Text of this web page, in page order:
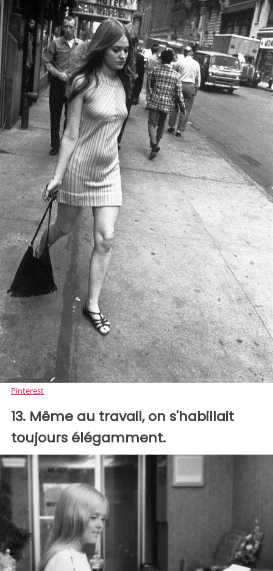
Pinterest
13. Même au travail, on s'habillait
toujours élégamment.